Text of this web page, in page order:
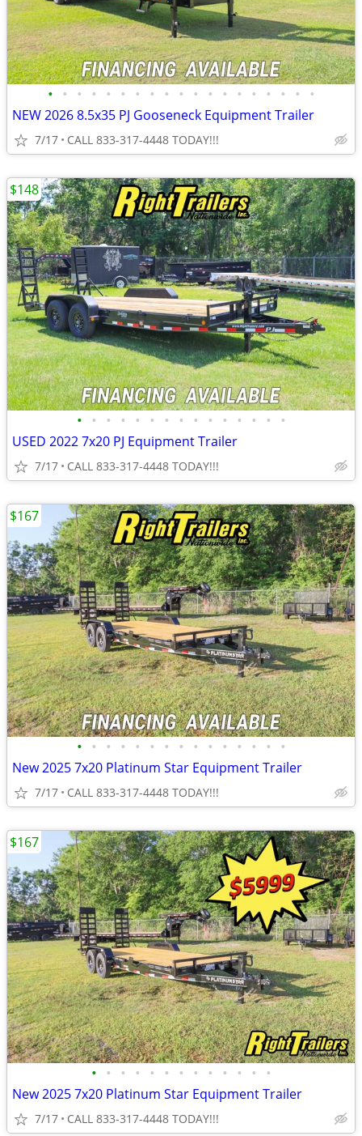
• • • • • • • • • • • • • • • • • • •
NEW 2026 8.5x35 PJ Gooseneck Equipment Trailer
7/17 CALL 833-317-4448 TODAY!!!
• • • • • • • • • • • • • • •
USED 2022 7x20 PJ Equipment Trailer
7/17 CALL 833-317-4448 TODAY!!!
$148
• • • • • • • • • • • • • • •
New 2025 7x20 Platinum Star Equipment Trailer
7/17 CALL 833-317-4448 TODAY!!!
$167
• • • • • • • • • • • • •
New 2025 7x20 Platinum Star Equipment Trailer
7/17 CALL 833-317-4448 TODAY!!!
$167